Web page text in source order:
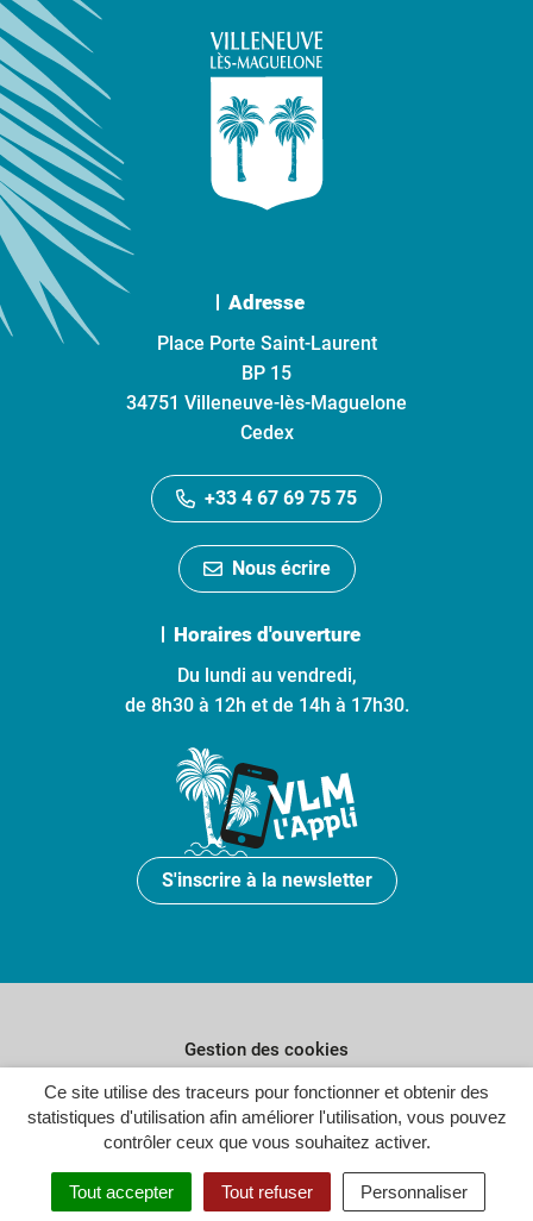
Ce site utilise des traceurs pour fonctionner et obtenir des
statistiques d'utilisation afin améliorer l'utilisation, vous pouvez
contrôler ceux que vous souhaitez activer.
Tout accepter Tout refuser Personnaliser
Adresse
Place Porte Saint-Laurent
BP 15
34751 Villeneuve-lès-Maguelone
Cedex
+33 4 67 69 75 75
Nous écrire
Horaires d'ouverture
Du lundi au vendredi,
de 8h30 à 12h et de 14h à 17h30.
S'inscrire à la newsletter
Gestion des cookies
Plan du site
Politique de confidentialité
Crédits